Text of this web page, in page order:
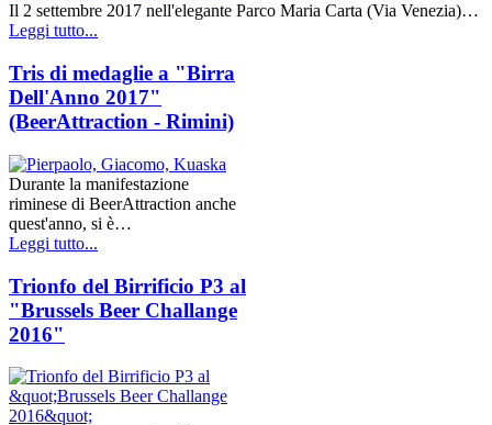
Il 2 settembre 2017 nell'elegante Parco Maria Carta (Via Venezia)…
Leggi tutto...
Tris di medaglie a "Birra
Dell'Anno 2017"
(BeerAttraction - Rimini)
Durante la manifestazione
riminese di BeerAttraction anche
quest'anno, si è…
Leggi tutto...
Trionfo del Birrificio P3 al
"Brussels Beer Challange
2016"